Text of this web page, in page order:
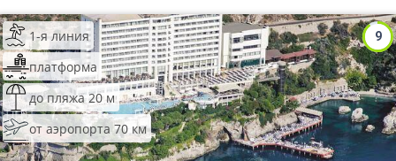
9
1-я линия
платформа
до пляжа 20 м
от аэропорта 70 км